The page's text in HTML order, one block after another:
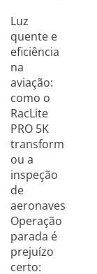
Luz
quente e
eficiência
na
aviação:
como o
RacLite
PRO 5K
transform
ou a
inspeção
de
aeronaves
Operação
parada é
prejuízo
certo: